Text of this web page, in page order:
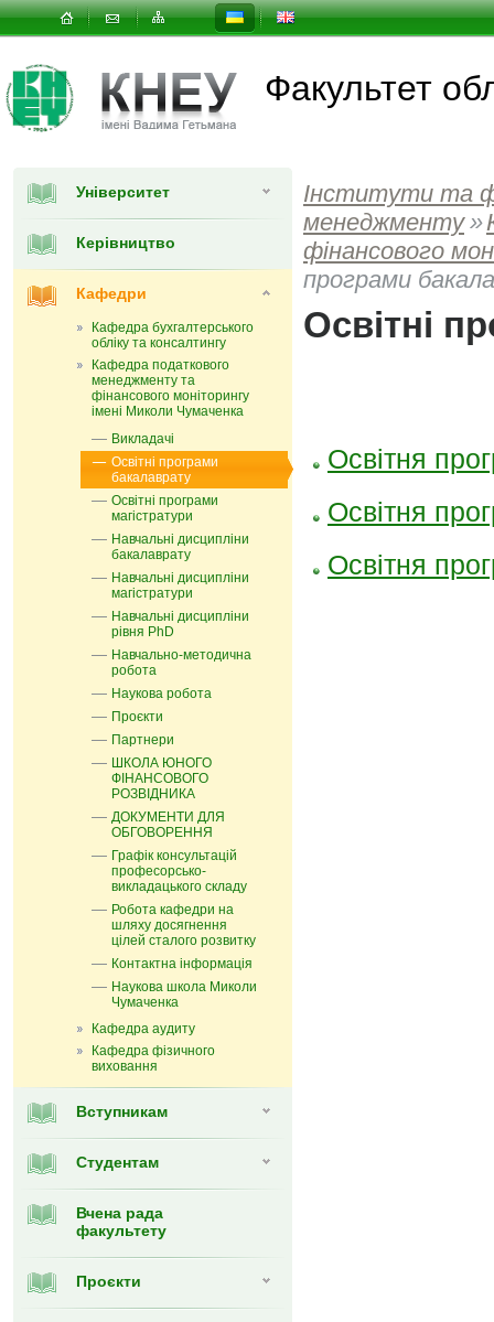
Факультет
Університет
Керівництво
Кафедри
Кафедра бухгалтерського
обліку та консалтингу
Кафедра податкового
менеджменту та
фінансового моніторингу
імені Миколи Чумаченка
Викладачі
Освітні програми
бакалаврату
Освітні програми
магістратури
Навчальні дисципліни
бакалаврату
Навчальні дисципліни
магістратури
Навчальні дисципліни
рівня PhD
Навчально-методична
робота
Наукова робота
Проєкти
Партнери
ШКОЛА ЮНОГО
ФІНАНСОВОГО
РОЗВІДНИКА
ДОКУМЕНТИ ДЛЯ
ОБГОВОРЕННЯ
Графік консультацій
професорсько-
викладацького складу
Робота кафедри на
шляху досягнення
цілей сталого розвитку
Контактна інформація
Наукова школа Миколи
Чумаченка
Кафедра аудиту
Кафедра фізичного
виховання
Вступникам
Студентам
Вчена рада
факультету
Проєкти
Інститути та
менеджменту »
фінансового
програми
Освітні
Освітня
Освітня
Освітня